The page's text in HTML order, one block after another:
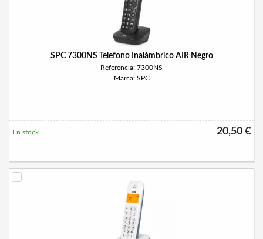
SPC 7300NS Telefono Inalámbrico AIR Negro
Referencia: 7300NS
Marca: SPC
20,50 €
En stock